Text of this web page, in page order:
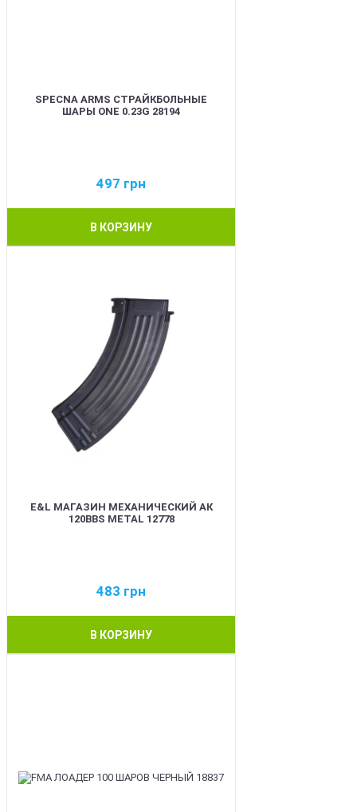
SPECNA ARMS СТРАЙКБОЛЬНЫЕ
ШАРЫ ONE 0.23G 28194
497 грн
В КОРЗИНУ
E&L МАГАЗИН МЕХАНИЧЕСКИЙ АК
120BBS METAL 12778
483 грн
В КОРЗИНУ